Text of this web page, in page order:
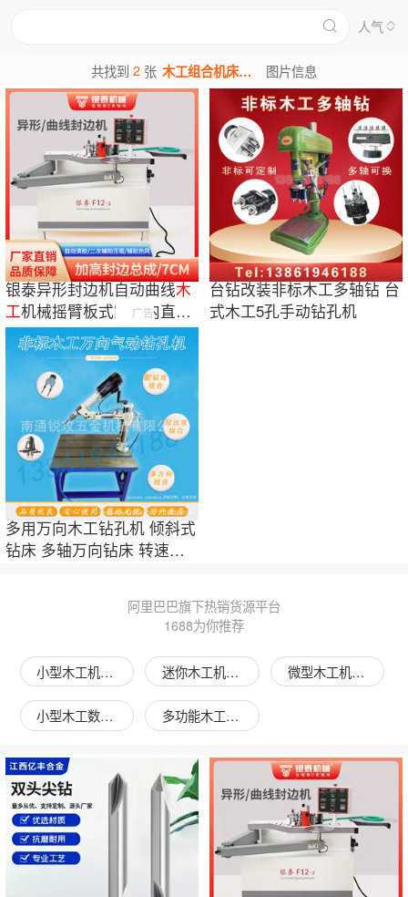
人气
共找到2 张 木工组合机床图片 图片信息
银泰异形封边机自动曲线木
工机械摇臂板式家具内直角
叠臂异型封边
广告
台钻改装非标木工多轴钻 台
式木工5孔手动钻孔机
多用万向木工钻孔机 倾斜式
钻床 多轴万向钻床 转速
阿里巴巴旗下热销货源平台
1688为你推荐
小型木工机床图片 迷你木工机床图片 微型木工机床图片
小型木工数控机床图片 多功能木工机床图片